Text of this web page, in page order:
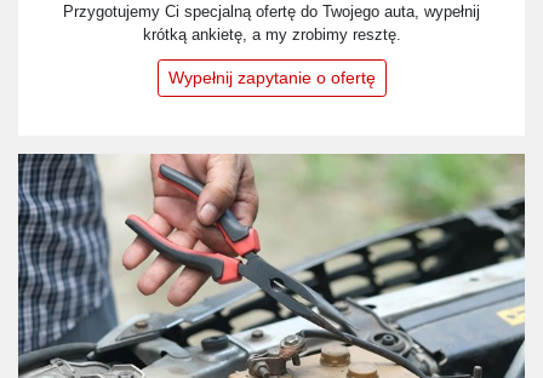
Przygotujemy Ci specjalną ofertę do Twojego auta, wypełnij
krótką ankietę, a my zrobimy resztę.
Wypełnij zapytanie o ofertę